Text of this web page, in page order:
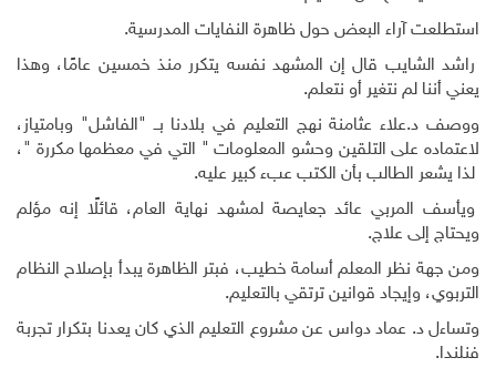
استطلعت آراء البعض حول ظاهرة النفايات المدرسية.
راشد الشايب قال إن المشهد نفسه يتكرر منذ خمسين عامًا، وهذا
يعني أننا لم نتغير أو نتعلم.
ووصف د.علاء عثامنة نهج التعليم في بلادنا بــ "الفاشل" وبامتياز،
لاعتماده على التلقين وحشو المعلومات " التي في معظمها مكررة "،
لذا يشعر الطالب بأن الكتب عبء كبير عليه.
ويأسف المربي عائد جعايصة لمشهد نهاية العام، قائلًا إنه مؤلم
ويحتاج إلى علاج.
ومن جهة نظر المعلم أسامة خطيب، فبتر الظاهرة يبدأ بإصلاح النظام
التربوي، وإيجاد قوانين ترتقي بالتعليم.
وتساءل د. عماد دواس عن مشروع التعليم الذي كان يعدنا بتكرار تجربة
فنلندا.